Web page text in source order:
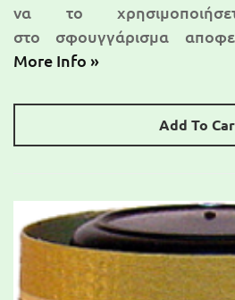
να το
στο σφουγγάρισμα
More Info »
Add To